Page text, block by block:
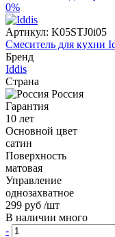
0%
Артикул: K05STJ0i05
Смеситель для кухни
Бренд
Iddis
Страна
Россия
Гарантия
10 лет
Основной цвет
сатин
Поверхность
матовая
Управление
однозахватное
299 руб /шт
В наличии много
-